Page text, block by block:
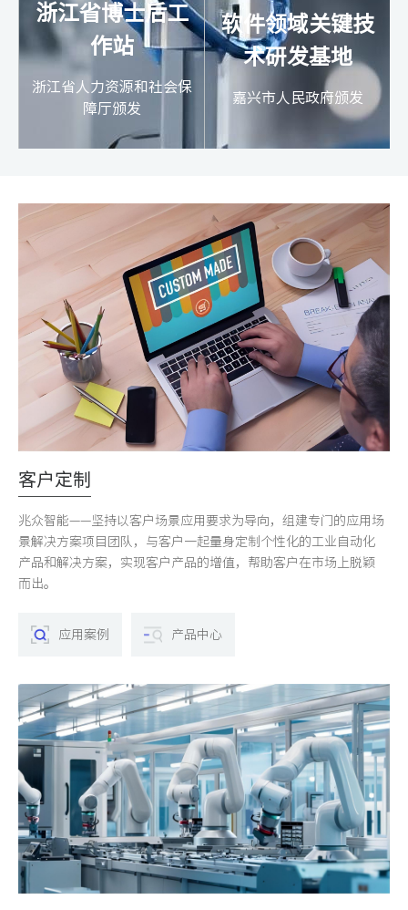
浙江省博士后工
作站
浙江省人力资源和社会保
障厅颁发
软件领域关键技
术研发基地
嘉兴市人民政府颁发
客户定制
兆众智能——坚持以客户场景应用要求为导向，组建专门的应用场
景解决方案项目团队，与客户一起量身定制个性化的工业自动化
产品和解决方案，实现客户产品的增值，帮助客户在市场上脱颖
而出。
应用案例 产品中心